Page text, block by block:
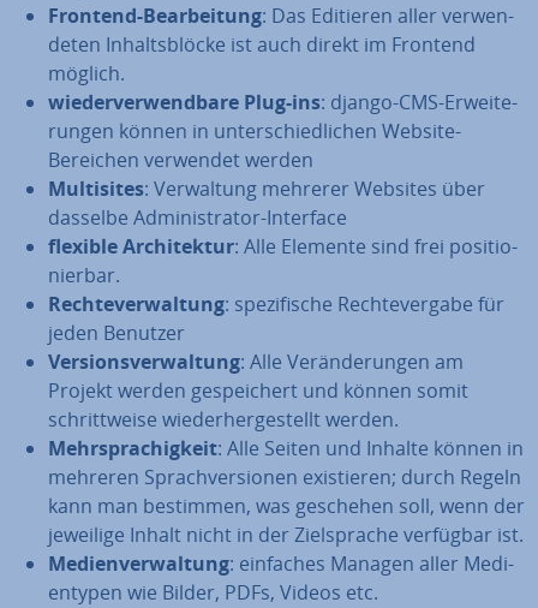
Frontend-Be­ar­bei­tung: Das Editieren aller ver­wen­
de­ten In­halts­blö­cke ist auch direkt im Frontend
möglich.
wie­der­ver­wend­ba­re Plug-ins: django-CMS-Er­wei­te­
run­gen können in un­ter­schied­li­chen Website-
Bereichen verwendet werden
Mul­ti­si­tes: Ver­wal­tung mehrerer Websites über
dasselbe Ad­mi­nis­tra­tor-Interface
flexible Ar­chi­tek­tur: Alle Elemente sind frei po­si­tio­
nier­bar.
Rech­te­ver­wal­tung: spe­zi­fi­sche Rech­te­ver­ga­be für
jeden Benutzer
Ver­si­ons­ver­wal­tung: Alle Ver­än­de­run­gen am
Projekt werden ge­spei­chert und können somit
schritt­wei­se wie­der­her­ge­stellt werden.
Mehr­spra­chig­keit: Alle Seiten und Inhalte können in
mehreren Sprach­ver­sio­nen exis­tie­ren; durch Regeln
kann man bestimmen, was geschehen soll, wenn der
jeweilige Inhalt nicht in der Ziel­spra­che verfügbar ist.
Me­di­en­ver­wal­tung: einfaches Managen aller Me­di­
en­ty­pen wie Bilder, PDFs, Videos etc.